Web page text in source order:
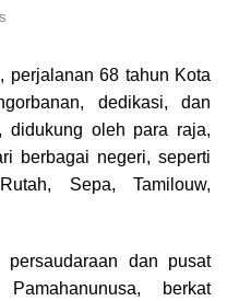
perjalanan 68 tahun Kota
dedikasi, dan
didukung oleh para raja,
berbagai negeri, seperti
Sepa, Tamilouw,
persaudaraan dan pusat
berkat